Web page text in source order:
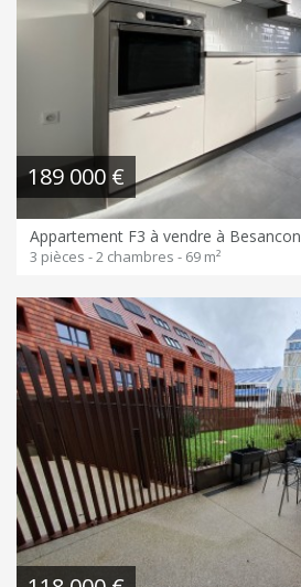
189 000 €
Appartement F3 à vendre à Besancon
3 pièces - 2 chambres - 69 m²